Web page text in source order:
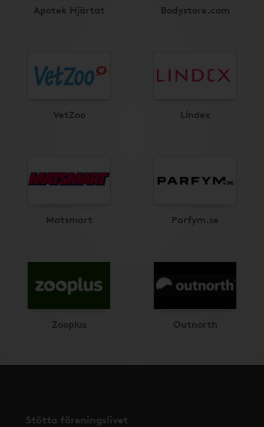
Apotek Hjärtat Bodystore.com
VetZoo Lindex
Matsmart Parfym.se
Zooplus Outnorth
Stötta föreningslivet